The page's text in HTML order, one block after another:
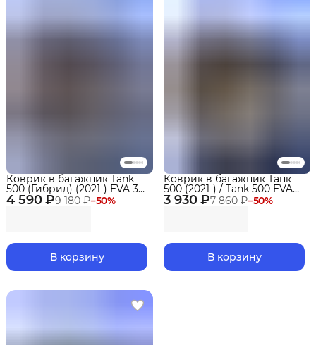
4 590 ₽9 180 ₽−50%
Коврик в багажник Tank
500 (Гибрид) (2021-) EVA 3D
Premium
В корзину
3 930 ₽7 860 ₽−50%
Коврик в багажник Танк
500 (2021-) / Tank 500 EVA
3D Premium
В корзину